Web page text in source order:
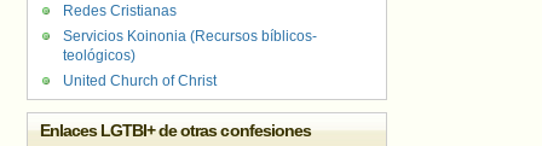
Redes Cristianas
Servicios Koinonia (Recursos bíblicos-
teológicos)
United Church of Christ
Enlaces LGTBI+ de otras confesiones